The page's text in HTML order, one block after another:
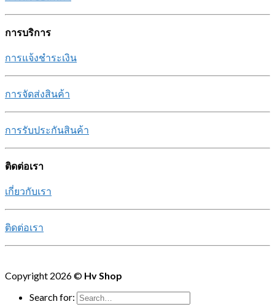
การบริการ
การแจ้งชำระเงิน
การจัดส่งสินค้า
การรับประกันสินค้า
ติดต่อเรา
เกี่ยวกับเรา
ติดต่อเรา
Copyright 2026 © Hv Shop
Search for: